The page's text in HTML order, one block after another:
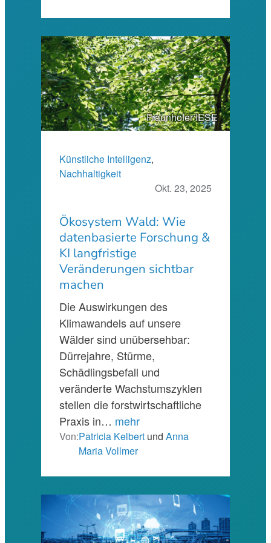
Fraunhofer IESE
Künstliche Intelligenz
Nachhaltigkeit
Okt. 23, 2025
Ökosystem Wald: Wie
datenbasierte Forschung &
KI langfristige
Veränderungen sichtbar
machen
Die Auswirkungen des
Klimawandels auf unsere
Wälder sind unübersehbar:
Dürrejahre, Stürme,
Schädlingsbefall und
veränderte Wachstumszyklen
stellen die forstwirtschaftliche
Praxis in… mehr
Von:Patricia Kelbert und Anna
Maria Vollmer